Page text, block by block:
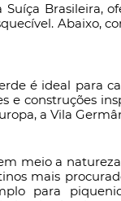
Brasileira,
Abaixo,
é ideal para
e construções
a Vila
meio a
mais
para